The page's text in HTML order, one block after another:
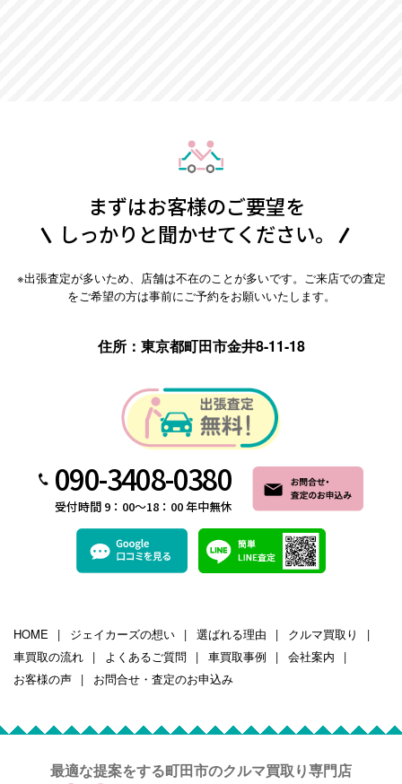
まずはお客様のご要望を
しっかりと聞かせてください。
※出張査定が多いため、店舗は不在のことが多いです。ご来店での査定
をご希望の方は事前にご予約をお願いいたします。
住所：東京都町田市金井8-11-18
090-3408-0380
受付時間 9：00～18：00 年中無休
HOME ジェイカーズの想い 選ばれる理由
クルマ買取り
車買取の流れ
よくあるご質問 車買取事例
会社案内
お客様の声
お問合せ・査定のお申込み
最適な提案をする町田市のクルマ買取り専門店